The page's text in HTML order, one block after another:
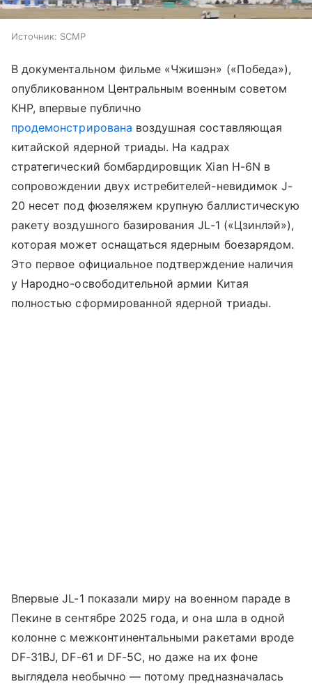
Источник: SCMP
В документальном фильме «Чжишэн» («Победа»),
опубликованном Центральным военным советом
КНР, впервые публично
продемонстрирована воздушная составляющая
китайской ядерной триады. На кадрах
стратегический бомбардировщик Xian H-6N в
сопровождении двух истребителей-невидимок J-
20 несет под фюзеляжем крупную баллистическую
ракету воздушного базирования JL-1 («Цзинлэй»),
которая может оснащаться ядерным боезарядом.
Это первое официальное подтверждение наличия
у Народно-освободительной армии Китая
полностью сформированной ядерной триады.
Впервые JL-1 показали миру на военном параде в
Пекине в сентябре 2025 года, и она шла в одной
колонне с межконтинентальными ракетами вроде
DF-31BJ, DF-61 и DF-5C, но даже на их фоне
выглядела необычно — потому предназначалась